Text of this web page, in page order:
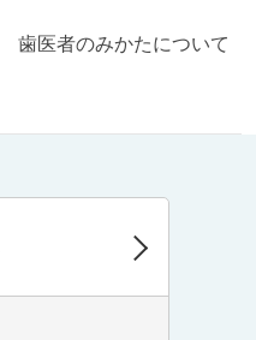
歯医者のみかたについて